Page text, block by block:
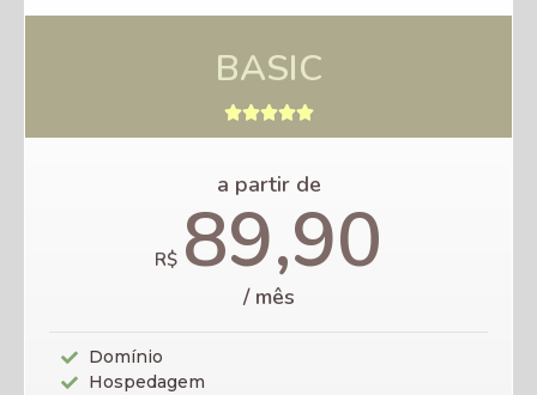
BASIC

a partir de
R$ 89,90
/ mês
Domínio
Hospedagem